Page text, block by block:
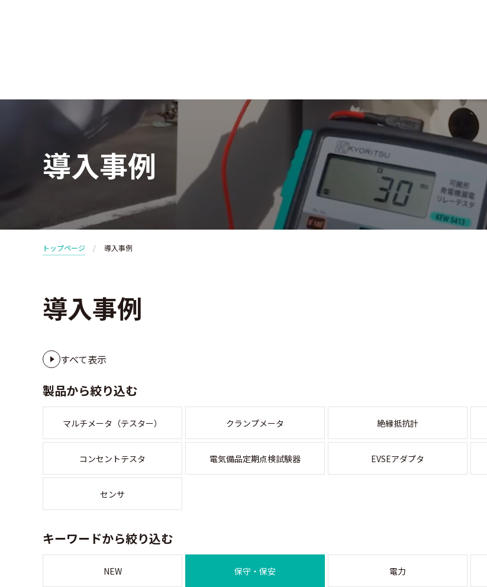
導入事例
トップページ 導入事例
導入事例
すべて表示
製品から絞り込む
マルチメータ（テスター） クランプメータ 絶縁抵抗計
コンセントテスタ 電気備品定期点検試験器 EVSEアダプタ
センサ
キーワードから絞り込む
NEW 保守・保安 電力